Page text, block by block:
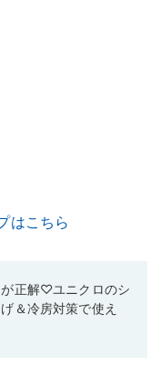
はこちら
正解♡ユニクロのシ
＆冷房対策で使え